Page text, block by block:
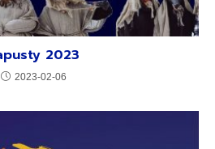
2023
2023-02-06